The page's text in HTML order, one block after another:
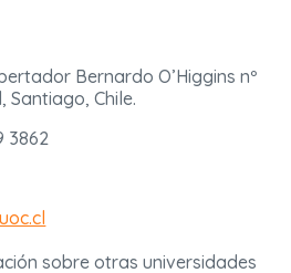
Bernardo O’Higgins nº
Santiago, Chile.
3862
sobre otras universidades